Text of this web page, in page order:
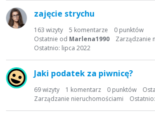
zajęcie strychu
163 wizyty 5 komentarze 0 punktów
Ostatnie od Marlena1990
Ostatnio: lipca 2022
Zarządzanie
Jaki podatek za piwnicę?
69wizyty 1 komentarz 0 punktów
Ostatnio:
Zarządzanie nieruchomościami